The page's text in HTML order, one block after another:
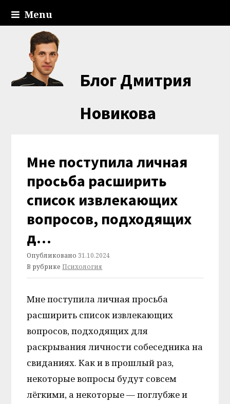
Menu
Блог Дмитрия
Новикова
Мне поступила личная
просьба расширить
список извлекающих
вопросов, подходящих
д…
Опубликовано 31.10.2024
В рубрикеПсихология
Мне поступила личная просьба
расширить список извлекающих
вопросов, подходящих для
раскрывания личности собеседника на
свиданиях. Как и в прошлый раз,
некоторые вопросы будут совсем
лёгкими, а некоторые — поглубже и